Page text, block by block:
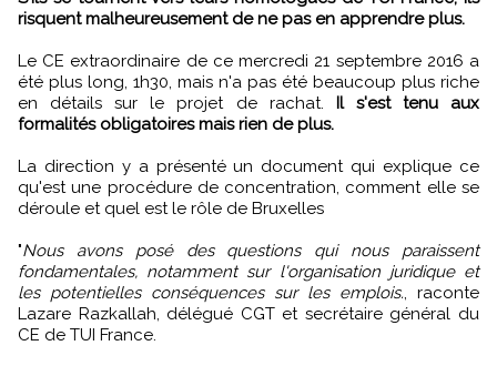
risquent malheureusement de ne pas en apprendre plus.
Le CE extraordinaire de ce mercredi 21 septembre 2016 a
été plus long, 1h30, mais n'a pas été beaucoup plus riche
en détails sur le projet de rachat. Il s'est tenu aux
formalités obligatoires mais rien de plus.
La direction y a présenté un document qui explique ce
qu'est une procédure de concentration, comment elle se
déroule et quel est le rôle de Bruxelles
"Nous avons posé des questions qui nous paraissent
fondamentales, notamment sur l'organisation juridique et
les potentielles conséquences sur les emplois., raconte
Lazare Razkallah, délégué CGT et secrétaire général du
CE de TUI France.